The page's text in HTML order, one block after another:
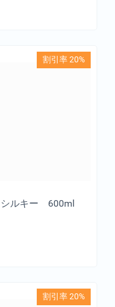
割引率 20%
シルキー 600ml
割引率 20%